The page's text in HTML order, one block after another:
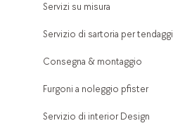
Servizi su misura
Servizio di sartoria per tendaggi
Consegna & montaggio
Furgoni a noleggio pfister
Servizio di interior Design